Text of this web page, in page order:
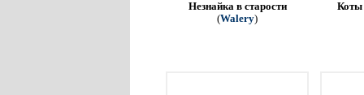
Незнайка в старости
(Walery)
Коты